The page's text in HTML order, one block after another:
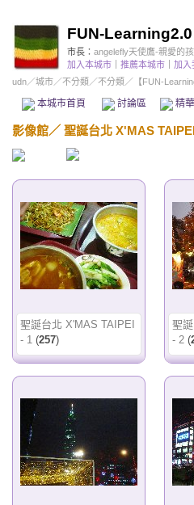
FUN-Learning2.0
市長： angelefly天使鷹-親愛的
加入本城市
推薦本城市 加入
udn／城市／不分類 ／不分類 ／ 【FUN-
本城市首頁 討論區 精
影像館／ 聖誕台北 X'MAS
聖誕台北 X'MAS TAIPEI
- 1 (257)
聖
- 2 (